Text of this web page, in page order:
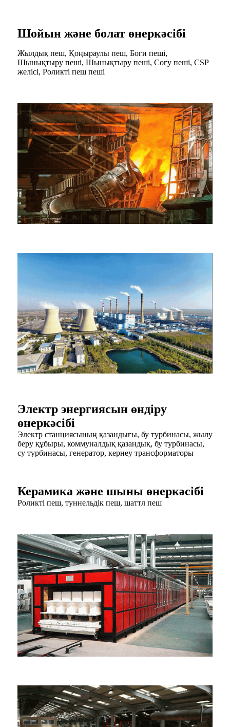
Шойын және болат өнеркәсібі
Жылдық пеш, Қоңыраулы пеш, Боги пеші,
Шынықтыру пеші, Шынықтыру пеші, Соғу пеші, CSP
желісі, Роликті пеш пеші
Электр энергиясын өндіру
өнеркәсібі
Электр станциясының қазандығы, бу турбинасы, жылу
беру құбыры, коммуналдық қазандық, бу турбинасы,
су турбинасы, генератор, кернеу трансформаторы
Керамика және шыны өнеркәсібі
Роликті пеш, туннельдік пеш, шаттл пеш